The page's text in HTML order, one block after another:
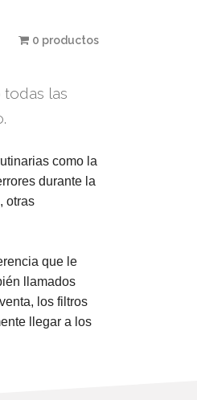
0 productos
las
como la
durante la
otras
que le
llamados
los filtros
llegar a los